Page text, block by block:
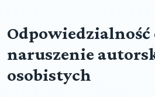
naruszenie
osobistych